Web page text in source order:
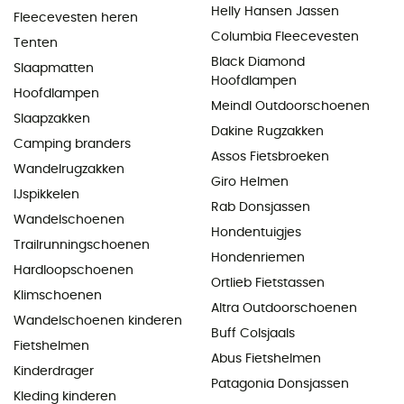
Fleecevesten heren
Tenten
Slaapmatten
Hoofdlampen
Slaapzakken
Camping branders
Wandelrugzakken
IJspikkelen
Wandelschoenen
Trailrunningschoenen
Hardloopschoenen
Klimschoenen
Wandelschoenen kinderen
Fietshelmen
Kinderdrager
Kleding kinderen
Helly Hansen Jassen
Columbia Fleecevesten
Black Diamond
Hoofdlampen
Meindl Outdoorschoenen
Dakine Rugzakken
Assos Fietsbroeken
Giro Helmen
Rab Donsjassen
Hondentuigjes
Hondenriemen
Ortlieb Fietstassen
Altra Outdoorschoenen
Buff Colsjaals
Abus Fietshelmen
Patagonia Donsjassen